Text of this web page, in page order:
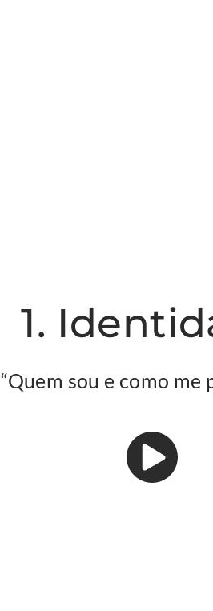
1.
“Quem sou e como me